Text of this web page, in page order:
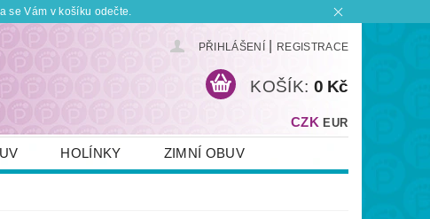
se Vám v košíku odečte.
PŘIHLÁŠENÍ REGISTRACE
CZK EUR
KOŠÍK: 0 Kč
HOLÍNKY ZIMNÍ OBUV